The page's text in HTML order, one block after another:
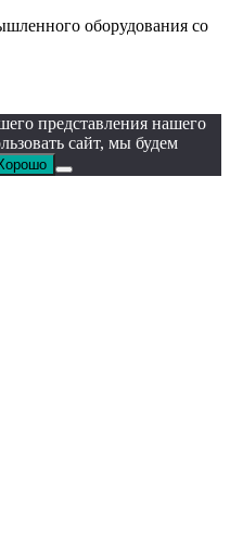
оборудования со
представления нашего
сайт, мы будем